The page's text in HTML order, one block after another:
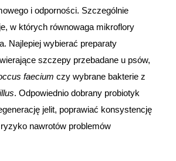
i odporności. Szczególnie
w których równowaga mikroflory
Najlepiej wybierać preparaty
szczepy przebadane u psów,
faecium czy wybrane bakterie z
. Odpowiednio dobrany probiotyk
jelit, poprawiać konsystencję
ryzyko nawrotów problemów